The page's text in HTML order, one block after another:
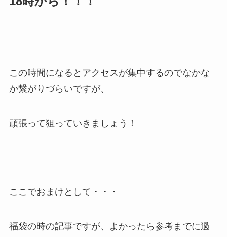
この時間になるとアクセスが集中するのでなかな
か繋がりづらいですが、
頑張って狙っていきましょう！
ここでおまけとして・・・
福袋の時の記事ですが、よかったら参考までに過